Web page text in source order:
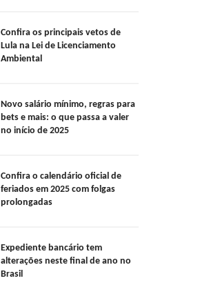
Confira os principais vetos de
Lula na Lei de Licenciamento
Ambiental
Novo salário mínimo, regras para
bets e mais: o que passa a valer
no início de 2025
Confira o calendário oficial de
feriados em 2025 com folgas
prolongadas
Expediente bancário tem
alterações neste final de ano no
Brasil